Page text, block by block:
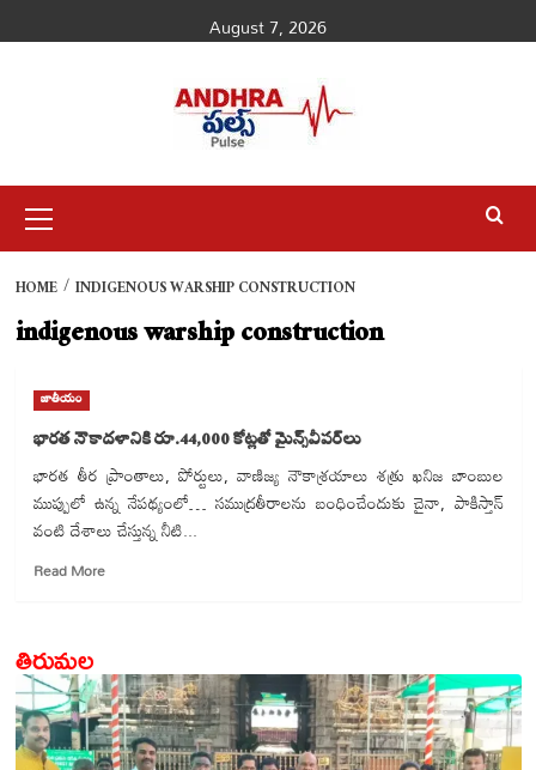
to
August 7, 2026
Menu
HOME INDIGENOUS WARSHIP CONSTRUCTION
indigenous warship construction
జాతీయం
భారత నౌకాదళానికి రూ.44,000 కోట్లతో మైన్స్‌వీపర్‌లు
భారత తీర ప్రాంతాలు, పోర్టులు, వాణిజ్య నౌకాశ్రయాలు శత్రు ఖనిజ బాంబుల
ముప్పులో ఉన్న నేపథ్యంలో… సముద్రతీరాలను బంధించేందుకు చైనా, పాకిస్తాన్
వంటి దేశాలు చేస్తున్న నీటి...
Read MoreRead
రూ.44,000
కోట్లతో
మైన్స్‌వీపర్‌లు
తిరుమల